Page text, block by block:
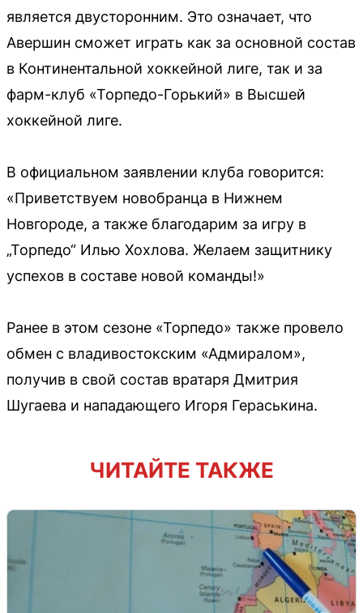
является двусторонним. Это означает, что
Авершин сможет играть как за основной состав
в Континентальной хоккейной лиге, так и за
фарм-клуб «Торпедо-Горький» в Высшей
хоккейной лиге.
В официальном заявлении клуба говорится:
«Приветствуем новобранца в Нижнем
Новгороде, а также благодарим за игру в
„Торпедо“ Илью Хохлова. Желаем защитнику
успехов в составе новой команды!»
Ранее в этом сезоне «Торпедо» также провело
обмен с владивостокским «Адмиралом»,
получив в свой состав вратаря Дмитрия
Шугаева и нападающего Игоря Гераськина.
ЧИТАЙТЕ ТАКЖЕ